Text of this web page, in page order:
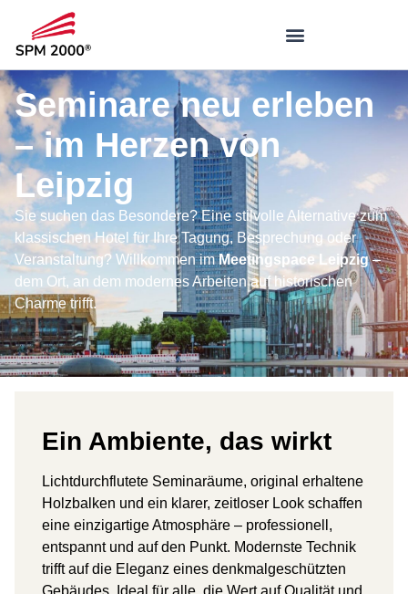
Seminare neu erleben
– im Herzen von
Leipzig
Sie suchen das Besondere? Eine stilvolle Alternative zum
klassischen Hotel für Ihre Tagung, Besprechung oder
Veranstaltung? Willkommen imMeetingspace Leipzig–
dem Ort, an dem modernes Arbeiten auf historischen
Charme trifft.
Ein Ambiente, das wirkt
Lichtdurchflutete Seminaräume, original erhaltene
Holzbalken und ein klarer, zeitloser Look schaffen
eine einzigartige Atmosphäre – professionell,
entspannt und auf den Punkt. Modernste Technik
trifft auf die Eleganz eines denkmalgeschützten